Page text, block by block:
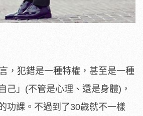
，犯錯是一種特權，甚至是一種
己」(不管是心理、還是身體)，
功課。不過到了30歲就不一樣